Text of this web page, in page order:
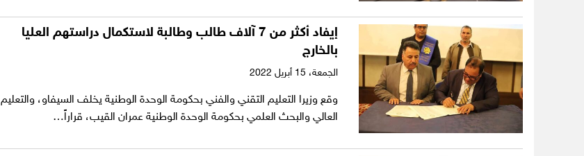
إيفاد أكثر من 7 آلاف طالب وطالبة لاستكمال دراستهم العليا
بالخارج
الجمعة،
وقع وزيرا التعليم التقني والفني بحكومة الوحدة الوطنية يخلف السيفاو، والتعليم
العالي والبحث العلمي بحكومة الوحدة الوطنية عمران القيب، قراراً…